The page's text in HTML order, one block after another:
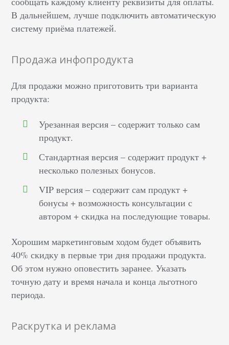
В дальнейшем, лучше подключить автоматическую
систему приёма платежей.
Продажа инфопродукта
Для продажи можно приготовить три варианта
продукта:
Урезанная версия – содержит только сам
продукт.
Стандартная версия – содержит продукт +
несколько полезных бонусов.
VIP версия – содержит сам продукт +
бонусы + возможность консультации с
автором + скидка на последующие товары.
Хорошим маркетинговым ходом будет объявить
40% скидку в первые три дня продажи продукта.
Об этом нужно оповестить заранее. Указать
точную дату и время начала и конца льготного
периода.
Раскрутка и реклама